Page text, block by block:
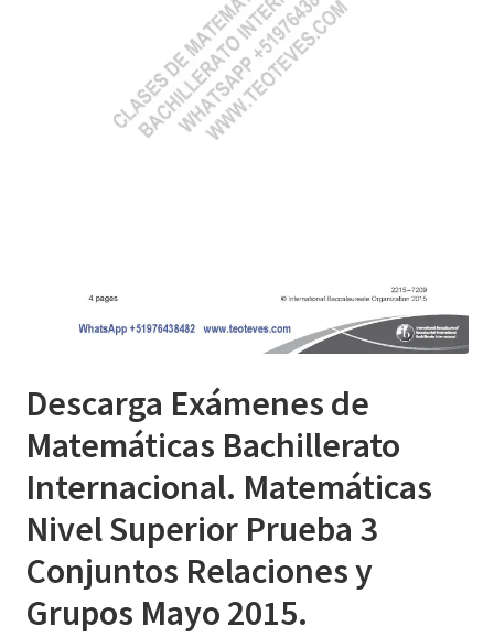
Descarga Exámenes de
Matemáticas Bachillerato
Internacional. Matemáticas
Nivel Superior Prueba 3
Conjuntos Relaciones y
Grupos Mayo 2015.